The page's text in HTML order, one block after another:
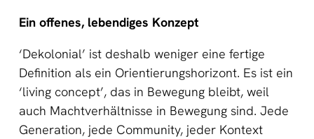
Ein offenes, lebendiges Konzept
‘Dekolonial’ ist deshalb weniger eine fertige
Definition als ein Orientierungshorizont. Es ist ein
‘living concept’, das in Bewegung bleibt, weil
auch Machtverhältnisse in Bewegung sind. Jede
Generation, jede Community, jeder Kontext